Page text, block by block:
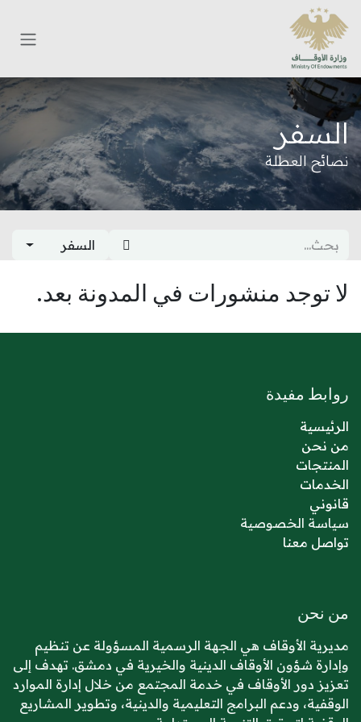
تخطي للذهاب إلى المحتوى
السفر
نصائح العطلة
السفر
لا توجد منشورات في المدونة بعد.
روابط مفيدة
الرئيسية
من نحن
المنتجات
الخدمات
قانوني
سياسة الخصوصية
تواصل معنا
من نحن
مديرية الأوقاف هي الجهة الرسمية المسؤولة عن تنظيم
وإدارة شؤون الأوقاف الدينية والخيرية في دمشق. تهدف إلى
تعزيز دور الأوقاف في خدمة المجتمع من خلال إدارة الموارد
الوقفية، ودعم البرامج التعليمية والدينية، وتطوير المشاريع